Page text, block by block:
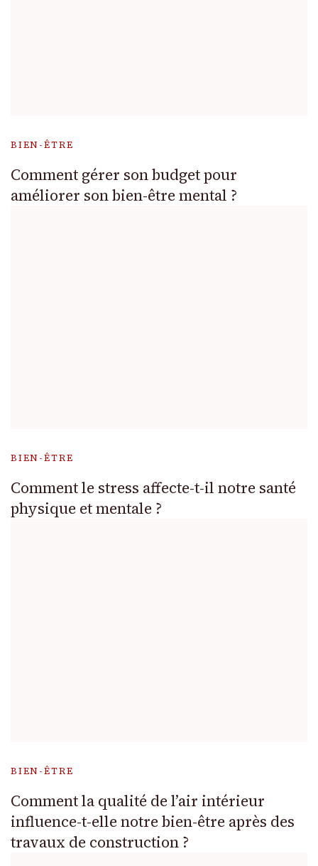
BIEN-ÊTRE
Comment gérer son budget pour
améliorer son bien-être mental ?
BIEN-ÊTRE
Comment le stress affecte-t-il notre santé
physique et mentale ?
BIEN-ÊTRE
Comment la qualité de l’air intérieur
influence-t-elle notre bien-être après des
travaux de construction ?